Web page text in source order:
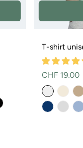
T-shirt
Prix
normal
CHF 19.00